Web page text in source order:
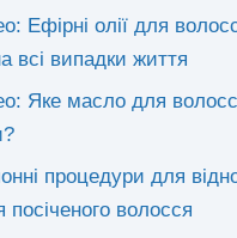
Ефірні олії для
всі випадки життя
Яке масло для
процедури для
посіченого волосся